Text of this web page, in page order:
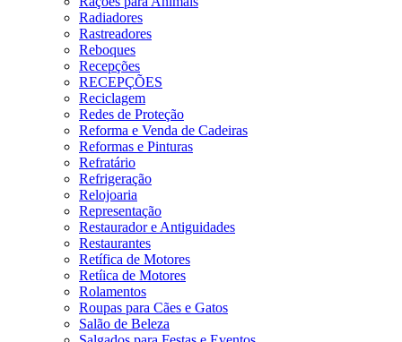
Radiadores
Rastreadores
Reboques
Recepções
RECEPÇÕES
Reciclagem
Redes de Proteção
Reforma e Venda de Cadeiras
Reformas e Pinturas
Refratário
Refrigeração
Relojoaria
Representação
Restaurador e Antiguidades
Restaurantes
Retífica de Motores
Retíica de Motores
Rolamentos
Roupas para Cães e Gatos
Salão de Beleza